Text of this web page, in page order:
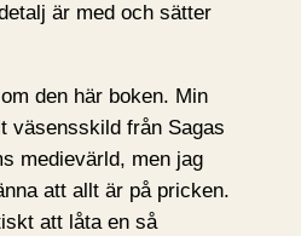
är med och sätter
den här boken. Min
väsensskild från Sagas
medievärld, men jag
att allt är på pricken.
att låta en så